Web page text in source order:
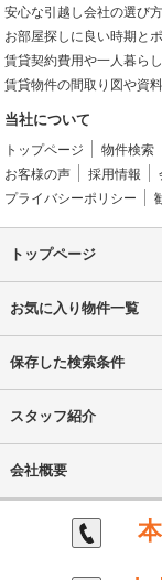
安心な引越し会社の選び
お部屋探しに良い時期と
賃貸契約費用や一人暮ら
賃貸物件の間取り図や資
当社について
トップページ 物件検索
お客様の声
採用情報
プライバシーポリシー
トップページ
お気に入り物件一覧
保存した検索条件
スタッフ紹介
会社概要